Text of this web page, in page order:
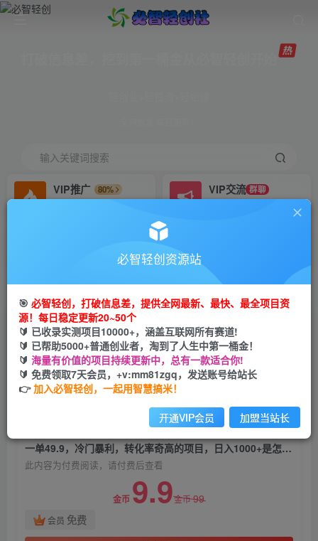
输入关键词搜索
VIP推广
80%
VIP交流 群聊
研究探讨更多创业项目路子。
搭建同款网站，自己当老板
一单49.9，冷门暴利，转化率奇高的项目，日入
1000+是怎么做到的，手机可操作
必智轻创
2年前发布
关注
1508 179
一单49.9，冷门暴利，转化率奇高的项目，日入1000+是怎么做到的，手机可操作
此内容为付费阅读，请付费后查看
金币 9.9金币99
会员 免费
必智轻创资源站
🎯 必智轻创，打破信息差，提供全网最新、最快、最全项目资
源！每日稳定更新20~50个
🔰 已收录实测项目10000+，涵盖互联网所有赛道!
🔰 已帮助5000+普通创业者，淘到了人生中第一桶金！
🔰 海量有价值的项目持续更新中，总有一款适合你!
🔰 免费领取7天会员，+v:mm81zgq，发送账号给站长
👉加入必智轻创，一起用智慧搞米！
开通VIP会员 加盟当站长